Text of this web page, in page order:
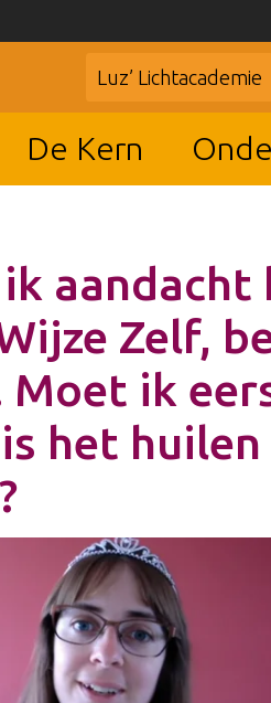
Luz’ Lichtacademie
De Kern
aandacht
Zelf,
Moet ik
het